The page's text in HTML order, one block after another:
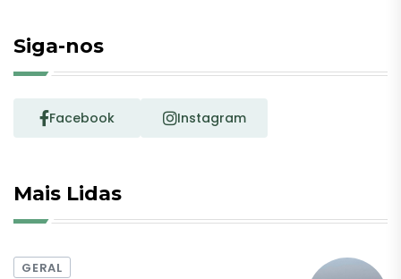
Siga-nos
Facebook Instagram
Mais Lidas
GERAL